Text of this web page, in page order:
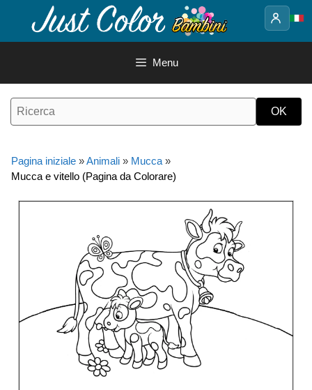
contenuto
Menu
Pagina iniziale »Animali » Mucca »
Mucca e vitello (Pagina da Colorare)